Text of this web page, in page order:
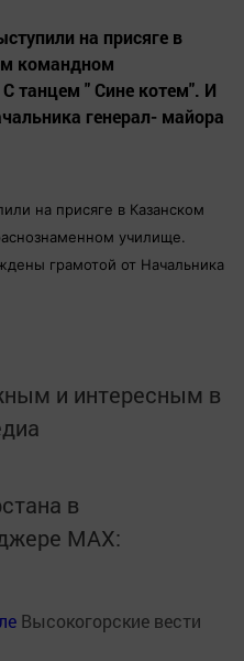
на присяге в
командном
танцем " Сине котем". И
генерал- майора
на присяге в Казанском
училище.
грамотой от Начальника
и интересным в
в
MАХ:
Высокогорские вести